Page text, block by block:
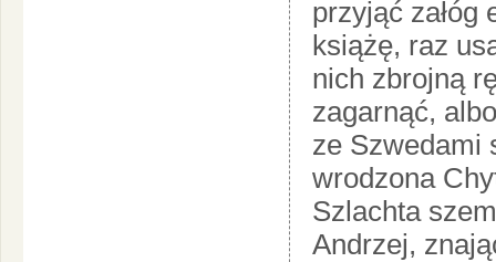
przyjąć załóg
książę, raz
nich zbrojną
zagarnąć,
ze Szwedami
wrodzona
Szlachta
Andrzej,